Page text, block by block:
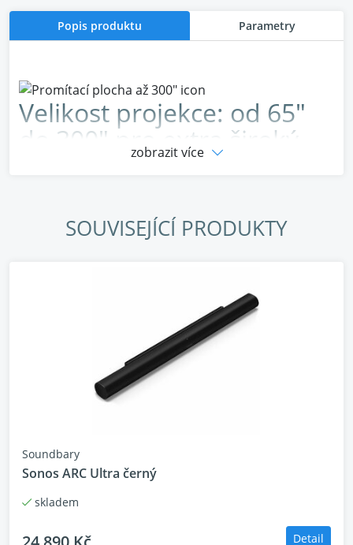
Popis produktu Parametry
Velikost projekce: od 65"
do 300" pro extra široký
Promítací plocha až 300"
IMAX Enhanced
Certifikace špičkové kvality
zobrazit více
SOUVISEJÍCÍ PRODUKTY
Soundbary
Sonos ARC Ultra černý
skladem
Detail